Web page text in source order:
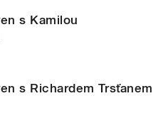
s Kamilou
s Richardem Trsťanem